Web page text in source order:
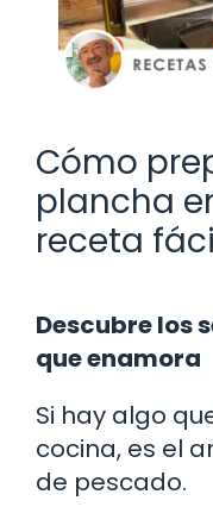
Cómo
plancha
receta
Descubre los
que enamora
Si hay algo
cocina, es el
de pescado.